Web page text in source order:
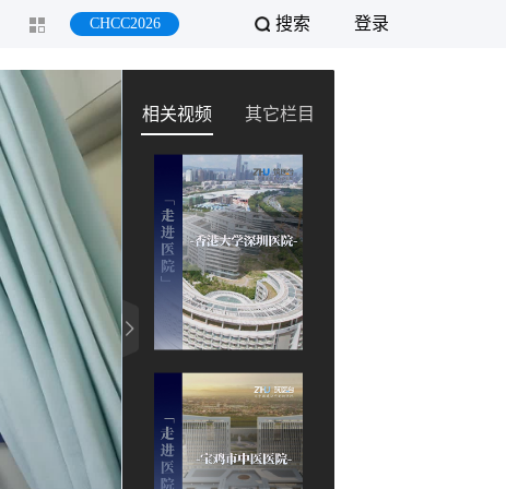
登录
搜索
CHCC2026
相关视频 其它栏目